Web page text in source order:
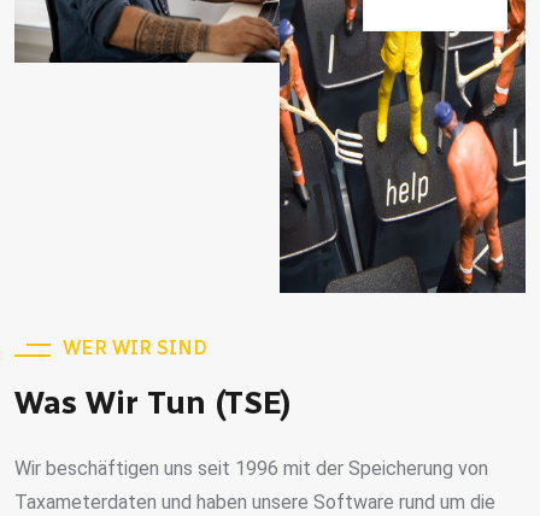
WER WIR SIND
Was Wir Tun (TSE)
Wir beschäftigen uns seit 1996 mit der Speicherung von
Taxameterdaten und haben unsere Software rund um die